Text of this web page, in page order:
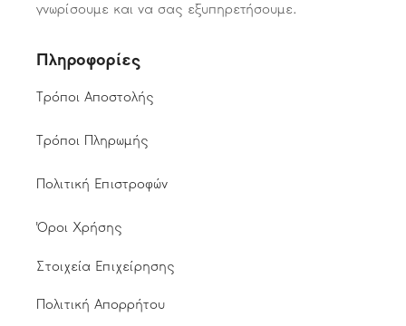
γνωρίσουμε και να σας εξυπηρετήσουμε.
Πληροφορίες
Τρόποι Αποστολής
Τρόποι Πληρωμής
Πολιτική Επιστροφών
Όροι Χρήσης
Στοιχεία Επιχείρησης
Πολιτική Απορρήτου